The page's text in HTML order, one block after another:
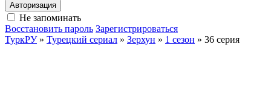
Авторизация
Не запоминать
Восстановить пароль Зарегистрироваться
ТуркРУ» Турецкий сериал » Зерхун » 1 сезон » 36 серия